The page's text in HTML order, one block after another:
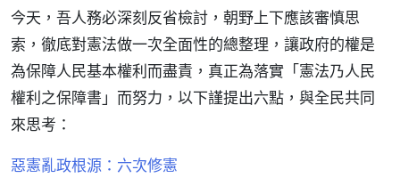
今天，吾人務必深刻反省檢討，朝野上下應該審慎思
索，徹底對憲法做一次全面性的總整理，讓政府的權是
為保障人民基本權利而盡責，真正為落實「憲法乃人民
權利之保障書」而努力，以下謹提出六點，與全民共同
來思考：
惡憲亂政根源：六次修憲